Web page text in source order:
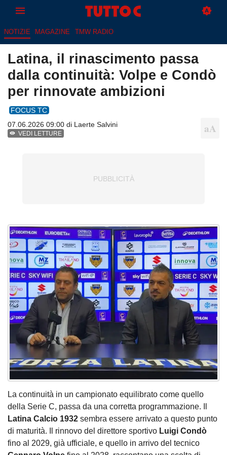
NOTIZIE MAGAZINE TMW RADIO
Latina, il rinascimento passa
dalla continuità: Volpe e Condò
per rinnovate ambizioni
FOCUS TC
07.06.2026 09:00 di Laerte Salvini
VEDI LETTURE
La continuità in un campionato equilibrato come quello
della Serie C, passa da una corretta programmazione. Il
Latina Calcio 1932 sembra essere arrivato a questo punto
di maturità. Il rinnovo del direttore sportivo Luigi Condò
fino al 2029, già ufficiale, e quello in arrivo del tecnico